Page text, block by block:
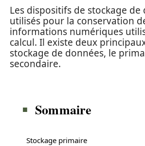
Les dispositifs de stockage
utilisés pour la conservation
informations numériques
calcul. Il existe deux
stockage de données, le
secondaire.
Sommaire
Stockage primaire